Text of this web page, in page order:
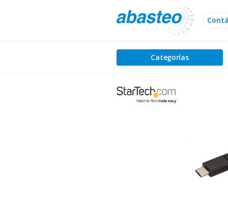
Categorías